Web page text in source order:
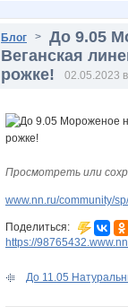
Блог > До 9.05
Веганская
рожке!
02.05.2023
Просмотреть или
www.nn.ru/community/
Поделиться:
https://
До 11.05